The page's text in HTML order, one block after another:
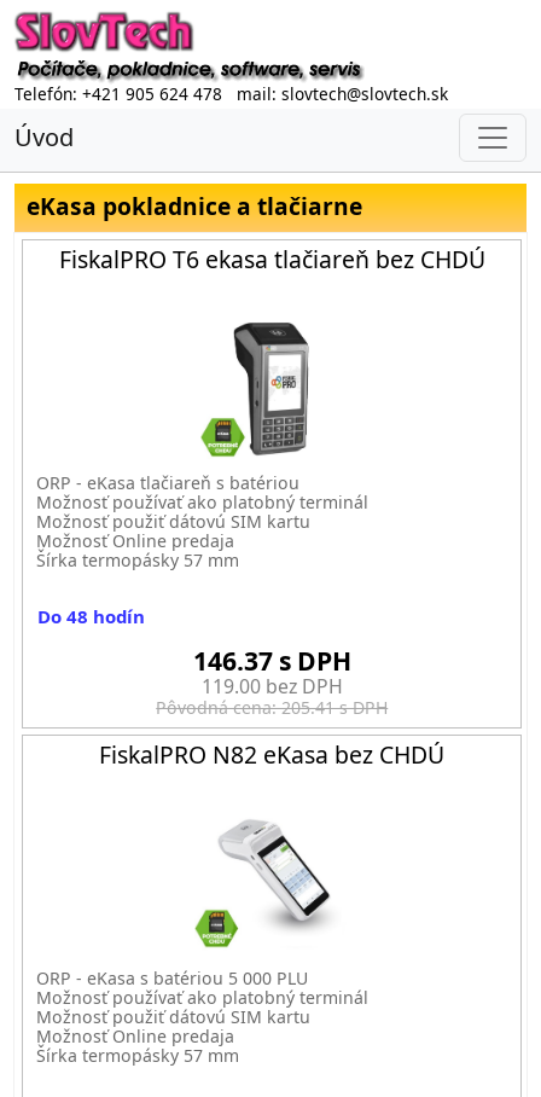
Telefón: +421 905 624 478 mail: slovtech@slovtech.sk
Úvod
eKasa pokladnice a tlačiarne
FiskalPRO T6 ekasa tlačiareň bez CHDÚ
ORP - eKasa tlačiareň s batériou
Možnosť používať ako platobný terminál
Možnosť použiť dátovú SIM kartu
Možnosť Online predaja
Šírka termopásky 57 mm
Do 48 hodín
146.37 s DPH
119.00 bez DPH
Pôvodná cena: 205.41 s DPH
FiskalPRO N82 eKasa bez CHDÚ
ORP - eKasa s batériou 5 000 PLU
Možnosť používať ako platobný terminál
Možnosť použiť dátovú SIM kartu
Možnosť Online predaja
Šírka termopásky 57 mm